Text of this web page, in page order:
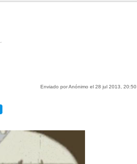
Enviado por Anónimo el 28 jul 2013, 20:50